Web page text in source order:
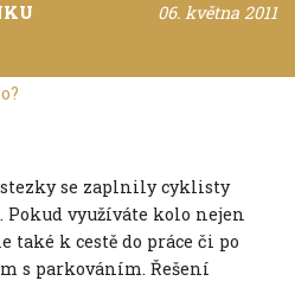
06. května 2011
se zaplnily cyklisty
využíváte kolo nejen
také k cestě do práce či po
s parkováním. Řešení